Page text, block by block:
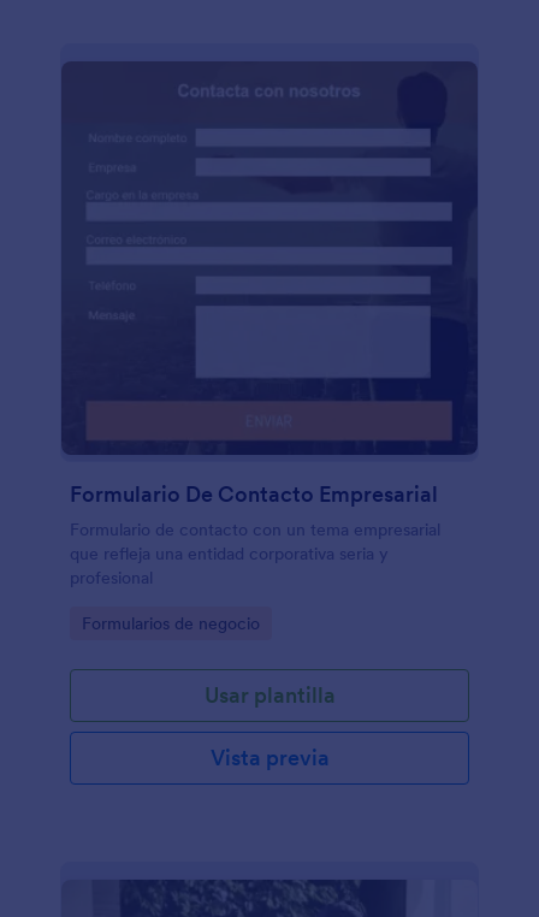
Formulario De Contacto Empresarial
Formulario de contacto con un tema empresarial
que refleja una entidad corporativa seria y
profesional
Go to Category:
Formularios de negocio
Usar plantilla
Vista previa